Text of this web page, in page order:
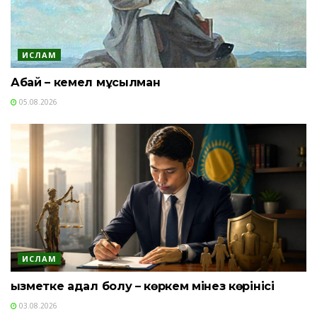
ИСЛАМ
Абай – кемел мұсылман
05.08.2026
ИСЛАМ
Қызметке адал болу – көркем мінез көрінісі
03.08.2026